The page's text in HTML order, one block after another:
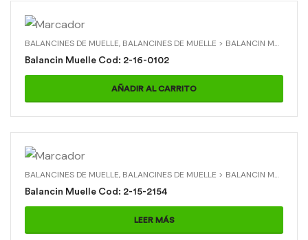
BALANCINES DE MUELLE, BALANCINES DE MUELLE > BALANCIN MUELLE
Balancin Muelle Cod: 2-16-0102
AÑADIR AL CARRITO
BALANCINES DE MUELLE, BALANCINES DE MUELLE > BALANCIN MUELLE
Balancin Muelle Cod: 2-15-2154
LEER MÁS